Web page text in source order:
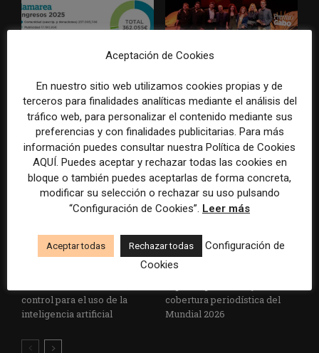
La Marea cierra 2025 con
superávit, pero su
cooperativa pierde 38.542
euros
El Premio Gabo 2026
reconoce cinco historias de
Brasil, España y El Salvador
sobre el poder, la memoria y
la violencia
control para el uso de la
inteligencia artificial
ADEPA crea un premio
cobertura periodística del
Mundial 2026
Aceptación de Cookies
En nuestro sitio web utilizamos cookies propias y de
terceros para finalidades analíticas mediante el análisis del
tráfico web, para personalizar el contenido mediante sus
preferencias y con finalidades publicitarias. Para más
información puedes consultar nuestra Política de Cookies
AQUÍ. Puedes aceptar y rechazar todas las cookies en
bloque o también puedes aceptarlas de forma concreta,
modificar su selección o rechazar su uso pulsando
“Configuración de Cookies”. Leer más
Aceptar todas Rechazar todas
Configuración de
Cookies